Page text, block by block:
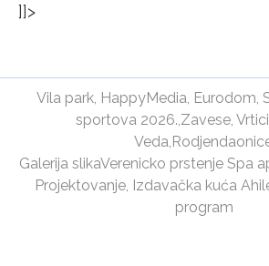
]]>
Vila park HappyMedia Eurodom
sportova 2026. Zavese,
Veda
Galerija slikaVerenicko prstenje Spa
Projektovanje, Izdavačka kuća
program